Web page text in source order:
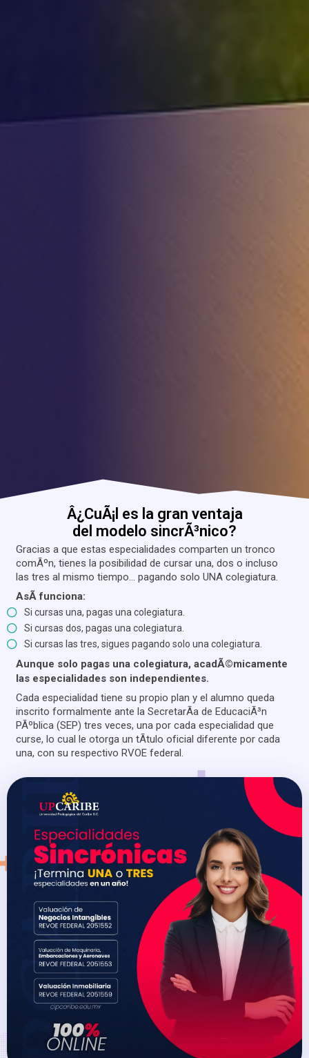
Â¿CuÃ¡l es la gran ventaja
del modelo sincrÃ³nico?
Gracias a que estas especialidades comparten un tronco
comÃºn, tienes la posibilidad de cursar una, dos o incluso
las tres al mismo tiempo... pagando solo UNA colegiatura.
AsÃ­ funciona:
Si cursas una, pagas una colegiatura.
Si cursas dos, pagas una colegiatura.
Si cursas las tres, sigues pagando solo una colegiatura.
Aunque solo pagas una colegiatura, acadÃ©micamente
las especialidades son independientes.
Cada especialidad tiene su propio plan y el alumno queda
inscrito formalmente ante la SecretarÃ­a de EducaciÃ³n
PÃºblica (SEP) tres veces, una por cada especialidad que
curse, lo cual le otorga un tÃ­tulo oficial diferente por cada
una, con su respectivo RVOE federal.